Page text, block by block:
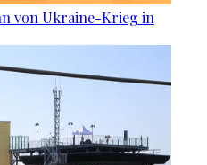
von Ukraine-Krieg in